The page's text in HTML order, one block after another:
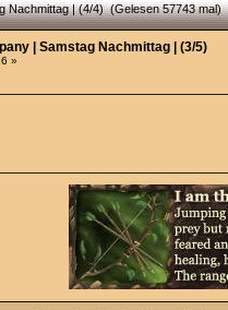
Nachmittag | (4/4) (Gelesen 57743 mal)
| Samstag Nachmittag | (3/5)
»